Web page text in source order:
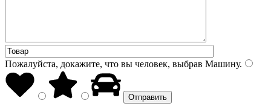
Пожалуйста, докажите, что вы человек, выбрав Машину.